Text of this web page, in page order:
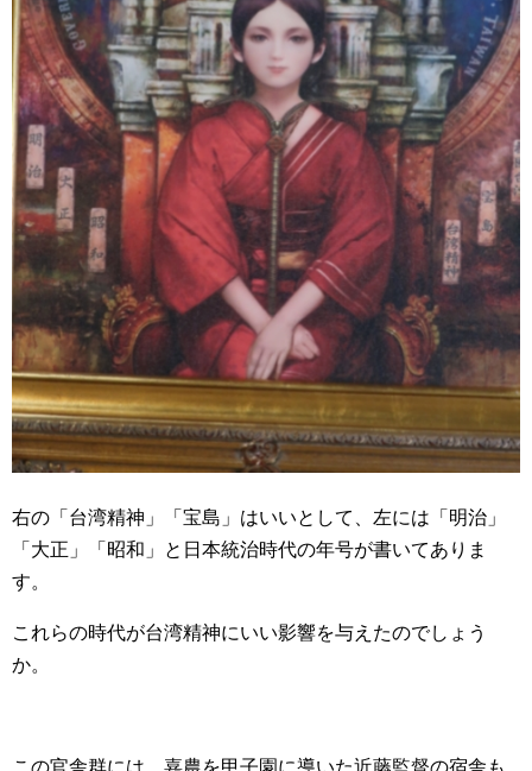
右の「台湾精神」「宝島」はいいとして、左には「明治」
「大正」「昭和」と日本統治時代の年号が書いてありま
す。
これらの時代が台湾精神にいい影響を与えたのでしょう
か。
この官舎群には、嘉農を甲子園に導いた近藤監督の宿舎も